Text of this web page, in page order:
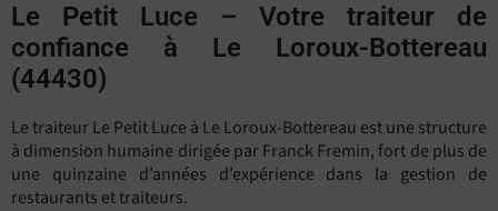
Le Petit Luce – Votre traiteur de
confiance à Le Loroux-Bottereau
(44430)
Le traiteur Le Petit Luce à Le Loroux-Bottereau est une structure
à dimension humaine dirigée par Franck Fremin, fort de plus de
une quinzaine d’années d’expérience dans la gestion de
restaurants et traiteurs.